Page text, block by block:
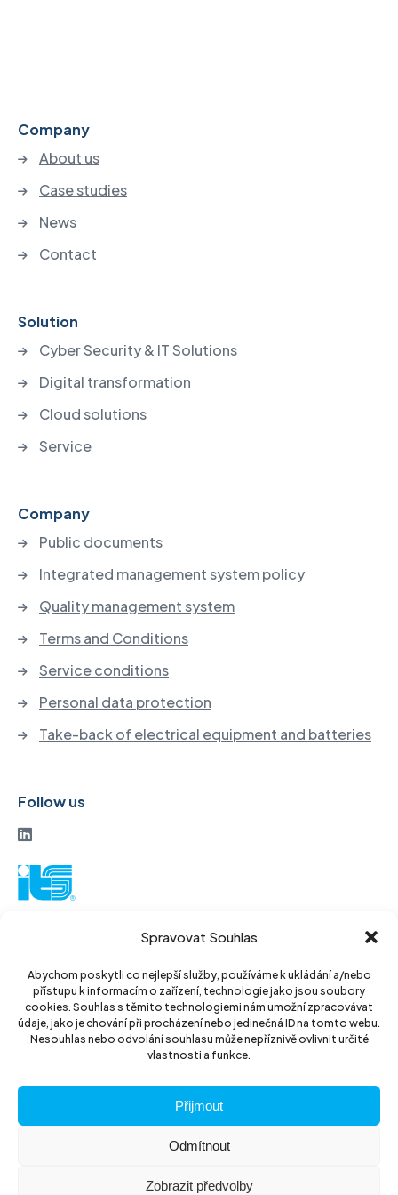
Spravovat Souhlas
Abychom poskytli co nejlepší služby, používáme k ukládání a/nebo
přístupu k informacím o zařízení, technologie jako jsou soubory
cookies. Souhlas s těmito technologiemi nám umožní zpracovávat
údaje, jako je chování při procházení nebo jedinečná ID na tomto webu.
Nesouhlas nebo odvolání souhlasu může nepříznivě ovlivnit určité
vlastnosti a funkce.
Přijmout
Odmítnout
Zobrazit předvolby
Company
About us
Case studies
News
Contact
Solution
Cyber Security & IT Solutions
Digital transformation
Cloud solutions
Service
Company
Public documents
Integrated management system policy
Quality management system
Terms and Conditions
Service conditions
Personal data protection
Take-back of electrical equipment and batteries
Follow us
130 52 Prague3
Czech Republic
ID: 14889811
© 2026 ITS akciová společnost